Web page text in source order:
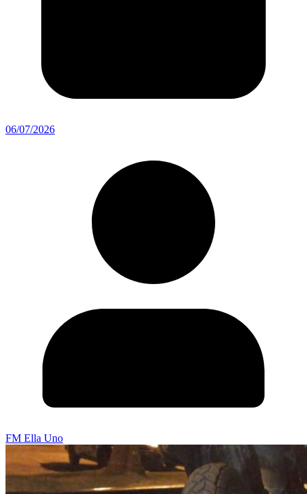
06/07/2026
FM Ella Uno